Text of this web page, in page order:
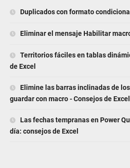
Duplicados con formato
Eliminar el mensaje Habilitar
Territorios fáciles en tablas
de Excel
Elimine las barras inclinadas de
guardar con macro - Consejos de Excel
Las fechas tempranas en Power
día: consejos de Excel